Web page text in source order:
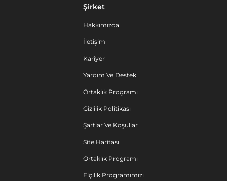
Şirket
Hakkımızda
İletişim
Kariyer
Yardım Ve Destek
Ortaklık Programı
Gizlilik Politikası
Şartlar Ve Koşullar
Site Haritası
Ortaklık Programı
Elçilik Programımızı